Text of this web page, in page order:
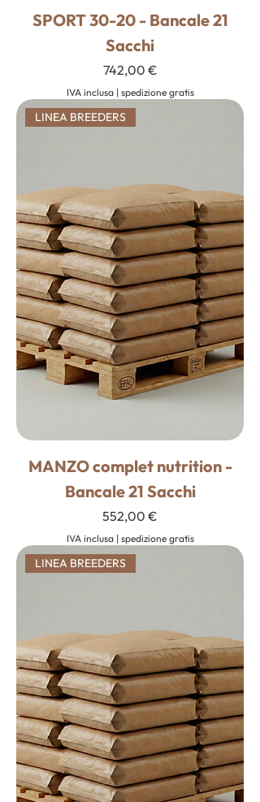
SPORT 30-20 - Bancale 21
Sacchi
Prezzo
742,00 €
IVA inclusa| spedizione gratis
LINEA BREEDERS
MANZO complet nutrition -
Bancale 21 Sacchi
Prezzo
552,00 €
IVA inclusa| spedizione gratis
LINEA BREEDERS